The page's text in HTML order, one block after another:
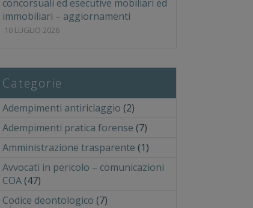
concorsuali ed esecutive mobiliari ed
immobiliari – aggiornamenti
10 LUGLIO 2026
Categorie
Adempimenti antiriclaggio (2)
Adempimenti pratica forense (7)
Amministrazione trasparente (1)
Avvocati in pericolo – comunicazioni
COA(47)
Codice deontologico (7)